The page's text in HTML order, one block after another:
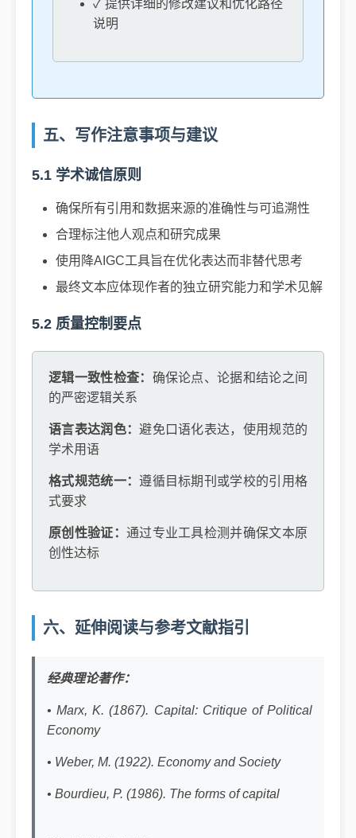
✓ 提供详细的修改建议和优化路径
说明
五、写作注意事项与建议
5.1 学术诚信原则
确保所有引用和数据来源的准确性与可追溯性
合理标注他人观点和研究成果
使用降AIGC工具旨在优化表达而非替代思考
最终文本应体现作者的独立研究能力和学术见解
5.2 质量控制要点
逻辑一致性检查： 确保论点、论据和结论之间
的严密逻辑关系
语言表达润色：避免口语化表达，使用规范的
学术用语
格式规范统一：遵循目标期刊或学校的引用格
式要求
原创性验证： 通过专业工具检测并确保文本原
创性达标
六、延伸阅读与参考文献指引
经典理论著作：
• Marx, K. (1867). Capital: Critique of Political
Economy
• Weber, M. (1922). Economy and Society
• Bourdieu, P. (1986). The forms of capital